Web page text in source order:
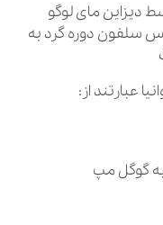
دیزاین مای لوگو
سلفون دوره گرد به
عبارتند از:
گوگل مپ